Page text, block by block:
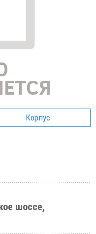
Корпус
шоссе,